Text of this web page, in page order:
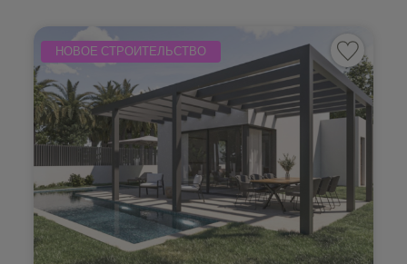
НОВОЕ СТРОИТЕЛЬСТВО